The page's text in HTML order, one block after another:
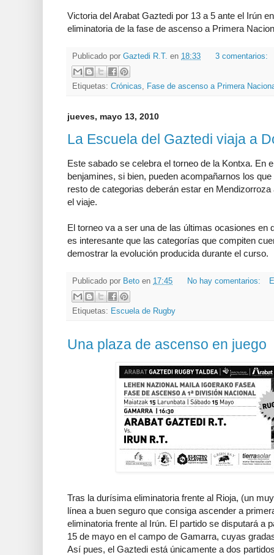
Victoria del Arabat Gaztedi por 13 a 5 ante el Irún
eliminatoria de la fase de ascenso a Primera
Publicado por Gaztedi R.T. en 18:33 3 comentarios:
Etiquetas: Crónicas Fase de ascenso a Primera
jueves, mayo 13, 2010
La Escuela del Gaztedi viaja a
Este sabado se celebra el torneo de la Kontxa. En
benjamines, si bien, pueden acompañarnos los
resto de categorias deberán estar en
el viaje.
El torneo va a ser una de las últimas ocasiones en
es interesante que las categorías que compiten
demostrar la evolución producida durante el curso.
Publicado por Beto en 17:45 No hay comentarios:
Etiquetas: Escuela de Rugby
Una plaza de ascenso en juego
Tras la durísima eliminatoria frente al Rioja, (un
línea a buen seguro que consiga ascender a
eliminatoria frente al Irún. El partido se disputará a
15 de mayo en el campo de Gamarra, cuyas
Así pues, el Gaztedi está únicamente a dos